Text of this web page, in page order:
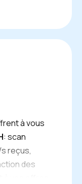
de
à vous
: scan
reçus,
des